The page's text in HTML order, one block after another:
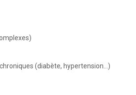
(diabète, hypertension…)